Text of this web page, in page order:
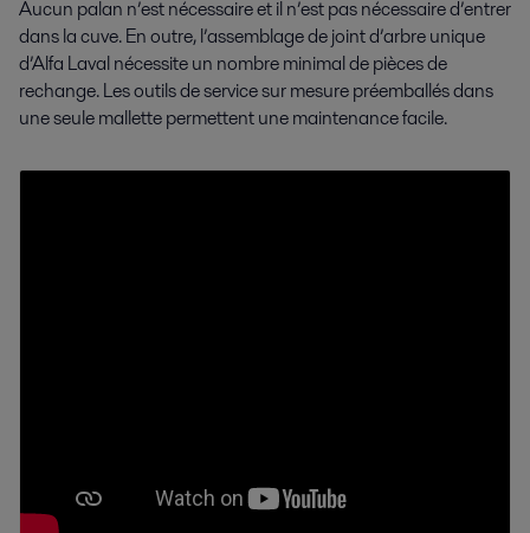
Aucun palan n’est nécessaire et il n’est pas nécessaire d’entrer
dans la cuve. En outre, l’assemblage de joint d’arbre unique
d’Alfa Laval nécessite un nombre minimal de pièces de
rechange. Les outils de service sur mesure préemballés dans
une seule mallette permettent une maintenance facile.